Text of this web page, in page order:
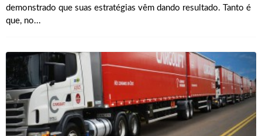
demonstrado que suas estratégias vêm dando resultado. Tanto é
que, no...